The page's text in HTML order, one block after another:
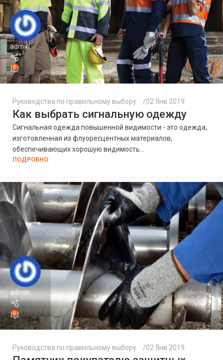
admin
0
Руководства по правильному выбору 02 Янв 2019
Как выбрать сигнальную одежду
Сигнальная одежда повышенной видимости - это одежда,
изготовленная из флуоресцентных материалов,
обеспечивающих хорошую видимость...
ПОДРОБНО
admin
0
Руководства по правильному выбору 02 Янв 2019